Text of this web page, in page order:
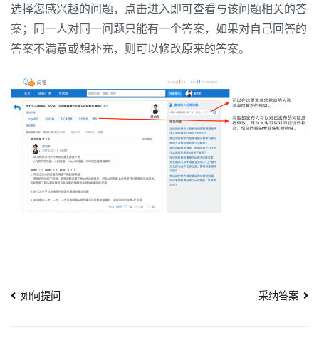
选择您感兴趣的问题，点击进入即可查看与该问题相关的答
案；同一人对同一问题只能有一个答案，如果对自己回答的
答案不满意或想补充，则可以修改原来的答案。
文如何提问 采纳答案